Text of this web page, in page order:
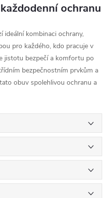
ochranu
ideální kombinaci ochrany,
pro každého, kdo pracuje v
jistotu bezpečí a komfortu po
bezpečnostním prvkům a
obuv spolehlivou ochranu a